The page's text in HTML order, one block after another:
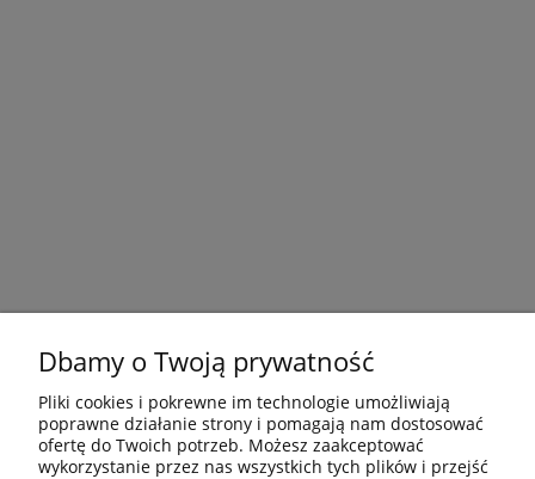
Dbamy o Twoją prywatność
Pliki cookies i pokrewne im technologie umożliwiają
poprawne działanie strony i pomagają nam dostosować
ofertę do Twoich potrzeb. Możesz zaakceptować
wykorzystanie przez nas wszystkich tych plików i przejść